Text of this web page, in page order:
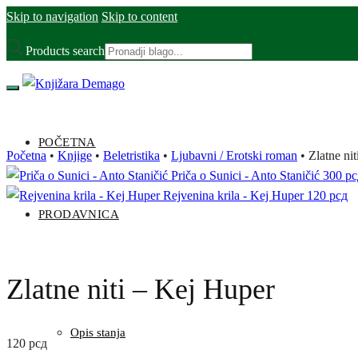
Skip to navigation Skip to content
Products search
POČETNA
PRODAVNICA
Opis stanja
Početna • Knjige • Beletristika • Ljubavni / Erotski roman • Zlatne
Priča o Sunici - Anto Staničić 300
Rejvenina krila - Kej Huper 120 рсд
Zlatne niti – Kej Huper
120 рсд